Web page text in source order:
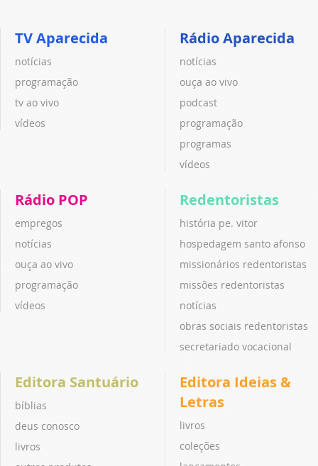
TV Aparecida
notícias
programação
tv ao vivo
vídeos
Rádio Aparecida
notícias
ouça ao vivo
podcast
programação
programas
vídeos
Rádio POP
empregos
notícias
ouça ao vivo
programação
vídeos
Redentoristas
história pe. vitor
hospedagem santo afonso
missionários redentoristas
missões redentoristas
notícias
obras sociais redentoristas
secretariado vocacional
Editora Santuário
bíblias
deus conosco
livros
Editora Ideias &
Letras
livros
coleções